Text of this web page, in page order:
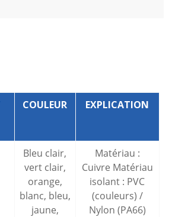
COULEUR
EXPLICATION
Bleu clair,
vert clair,
orange,
blanc, bleu,
jaune,
Matériau :
Cuivre Matériau
isolant : PVC
(couleurs) /
Nylon (PA66)